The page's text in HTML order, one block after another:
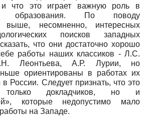
и что это играет важную роль в
образования. По поводу
выше, несомненно, интересных
поисков западных
что они достаточно хорошо
работы наших классиков - Л.С.
Леонтьева, А.Р. Лурии, но
ориентированы в работах их
в России. Следует признать, что это
докладчиков, но и
которые недопустимо мало
на Западе.